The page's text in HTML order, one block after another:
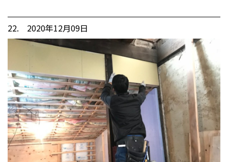
22. 2020年12月09日